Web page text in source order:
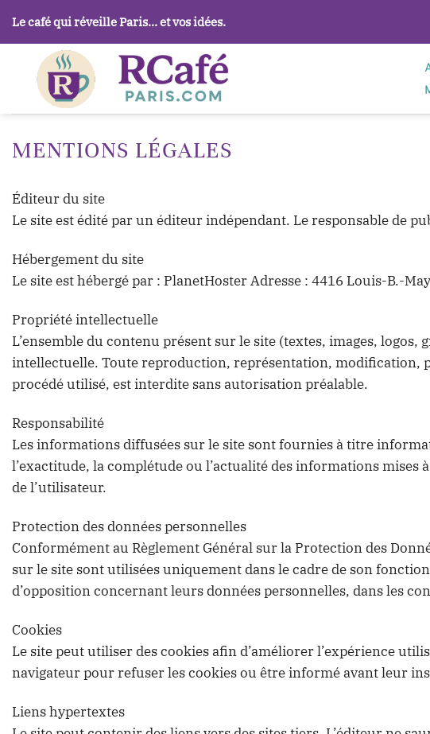
au
contenu
Le café qui réveille Paris… et vos idées.
MENTIONS LÉGALES
Éditeur du site
Le site est édité par un éditeur indépendant. Le responsable de
Hébergement du site
Le site est hébergé par : PlanetHoster Adresse : 4416 Louis-B.-
Propriété intellectuelle
L’ensemble du contenu présent sur le site (textes, images,
intellectuelle. Toute reproduction, représentation, modification,
procédé utilisé, est interdite sans autorisation préalable.
Responsabilité
Les informations diffusées sur le site sont fournies à titre
l’exactitude, la complétude ou l’actualité des informations
de l’utilisateur.
Protection des données personnelles
Conformément au Règlement Général sur la Protection des
sur le site sont utilisées uniquement dans le cadre de son
d’opposition concernant leurs données personnelles, dans les
Cookies
Le site peut utiliser des cookies afin d’améliorer l’expérience
navigateur pour refuser les cookies ou être informé avant leur
Liens hypertextes